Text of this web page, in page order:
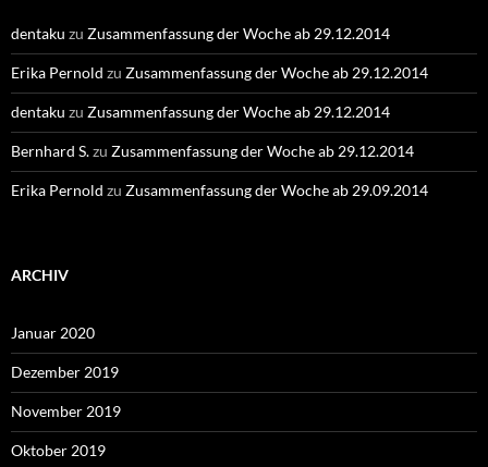
dentaku zu Zusammenfassung der Woche ab 29.12.2014
Erika Pernold zu Zusammenfassung der Woche ab 29.12.2014
dentaku zu Zusammenfassung der Woche ab 29.12.2014
Bernhard S.zu Zusammenfassung der Woche ab 29.12.2014
Erika Pernold zu Zusammenfassung der Woche ab 29.09.2014
ARCHIV
Januar 2020
Dezember 2019
November 2019
Oktober 2019